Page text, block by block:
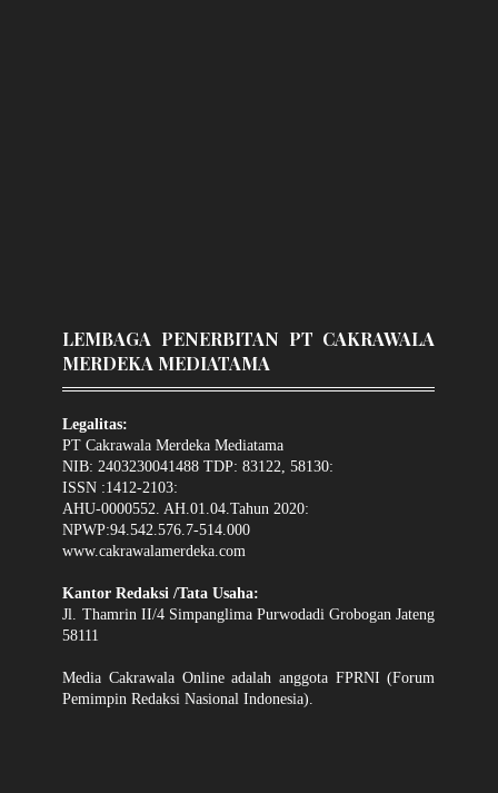
LEMBAGA PENERBITAN PT CAKRAWALA
MERDEKA MEDIATAMA
Legalitas:
PT Cakrawala Merdeka Mediatama
NIB: 2403230041488 TDP: 83122, 58130:
ISSN :1412-2103:
AHU-0000552. AH.01.04.Tahun 2020:
NPWP:94.542.576.7-514.000
www.cakrawalamerdeka.com
Kantor Redaksi /Tata Usaha:
Jl. Thamrin II/4 Simpanglima Purwodadi Grobogan Jateng
58111
Media Cakrawala Online adalah anggota FPRNI (Forum
Pemimpin Redaksi Nasional Indonesia).